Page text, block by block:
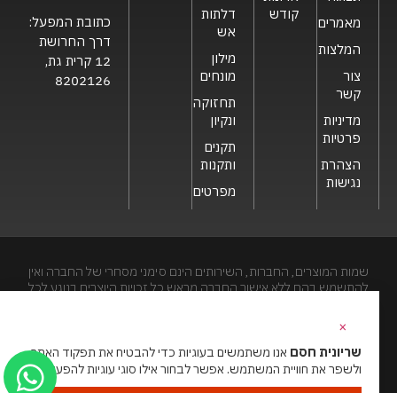
מאמרים
המלצות
צור
קשר
מדיניות
פרטיות
הצהרת
נגישות
קודש
דלתות
אש
מילון
מונחים
תחזוקה
ונקיון
תקנים
ותקנות
מפרטים
כתובת המפעל:
דרך החרושת
12 קרית גת,
8202126
שמות המוצרים, החברות, השירותים הינם סימני מסחרי של החברה ואין
להתשמש בהם ללא אישור החברה מראש.כל זכויות היוצרים בנוגע לכל
האתר מנוהל ע”י גאו מדיהסוכנות דיגיטל
×
שריונית חסם אנו משתמשים בעוגיות כדי להבטיח את תפקוד האתר
ולשפר את חוויית המשתמש. אפשר לבחור אילו סוגי עוגיות להפעיל.